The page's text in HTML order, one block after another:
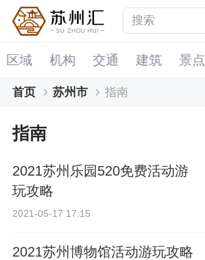
区域 机构 交通 建筑 景点
首页 苏州市 指南
指南
2021苏州乐园520免费活动游
玩攻略
2021-05-17 17:15
2021苏州博物馆活动游玩攻略